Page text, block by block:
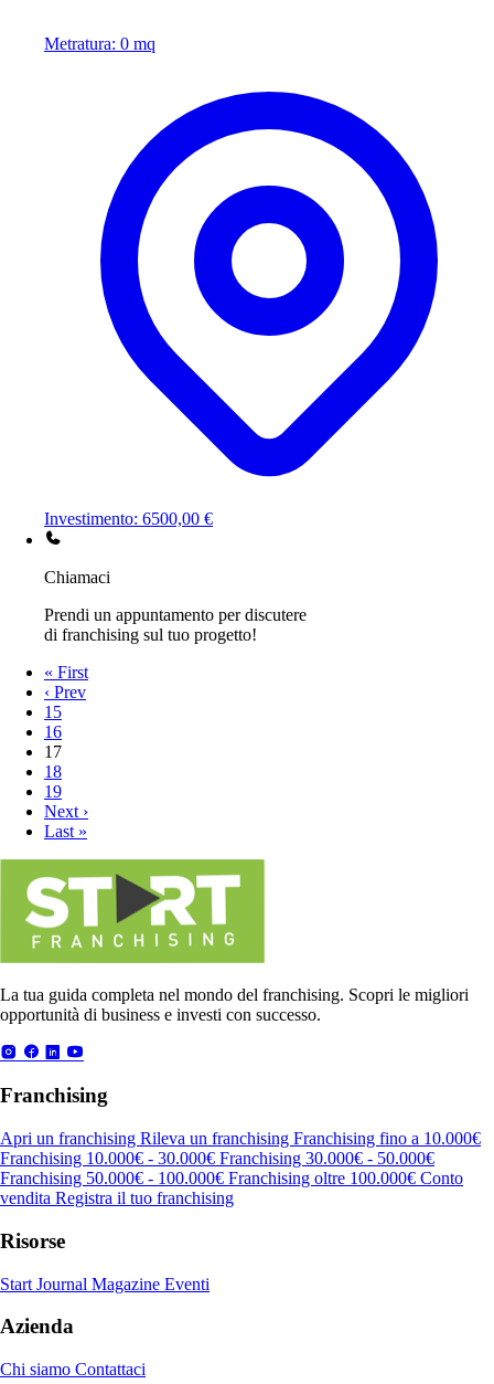
Metratura: 0 mq
Investimento: 6500,00 €
Chiamaci
Prendi un appuntamento per discutere
di franchising sul tuo progetto!
« First
‹ Prev
15
16
17
18
19
Next ›
Last »
La tua guida completa nel mondo del franchising. Scopri le migliori
opportunità di business e investi con successo.
Franchising
Apri un franchising Rileva un franchising Franchising fino a 10.000€
Franchising 10.000€ - 30.000€ Franchising 30.000€ - 50.000€
Franchising 50.000€ - 100.000€ Franchising oltre 100.000€ Conto
vendita Registra il tuo franchising
Risorse
Start Journal Magazine Eventi
Azienda
Chi siamo Contattaci